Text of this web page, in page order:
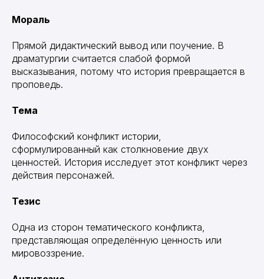
Мораль
Прямой дидактический вывод или поучение. В
драматургии считается слабой формой
высказывания, потому что история превращается в
проповедь.
Тема
Философский конфликт истории,
сформулированный как столкновение двух
ценностей. История исследует этот конфликт через
действия персонажей.
Тезис
Одна из сторон тематического конфликта,
представляющая определённую ценность или
мировоззрение.